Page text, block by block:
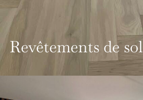
Revêtements de sol